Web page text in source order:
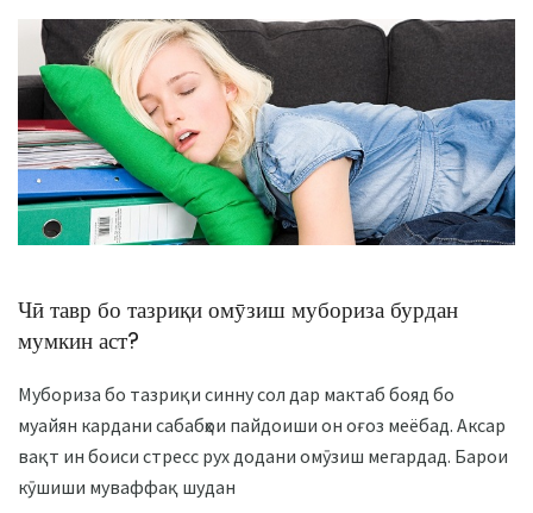
Чӣ тавр бо тазриқи омӯзиш мубориза бурдан
мумкин аст?
Мубориза бо тазриқи синну сол дар мактаб бояд бо
муайян кардани сабабҳои пайдоиши он оғоз меёбад. Аксар
вақт ин боиси стресс рух додани омӯзиш мегардад. Барои
кӯшиши муваффақ шудан